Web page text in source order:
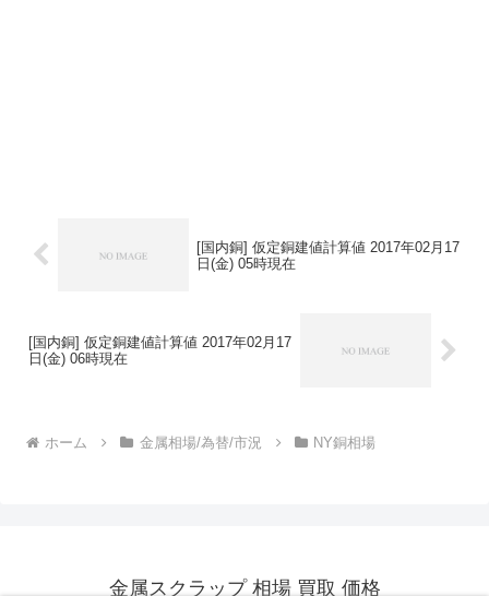
[国内銅] 仮定銅建値計算値 2017年02月17
日(金) 05時現在
[国内銅] 仮定銅建値計算値 2017年02月17
日(金) 06時現在
ホーム 金属相場/為替/市況 NY銅相場
金属スクラップ 相場 買取 価格